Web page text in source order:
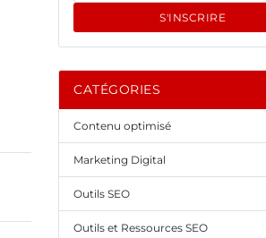
S'INSCRIRE
CATÉGORIES
Contenu optimisé
Marketing Digital
Outils SEO
Outils et Ressources SEO